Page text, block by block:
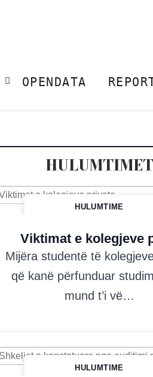
OPENDATA
HULUMTIMET
HULUMTIME
Viktimat e kolegjeve
Mijëra studentë të
që kanë përfunduar
mund t’i vë…
HULUMTIME